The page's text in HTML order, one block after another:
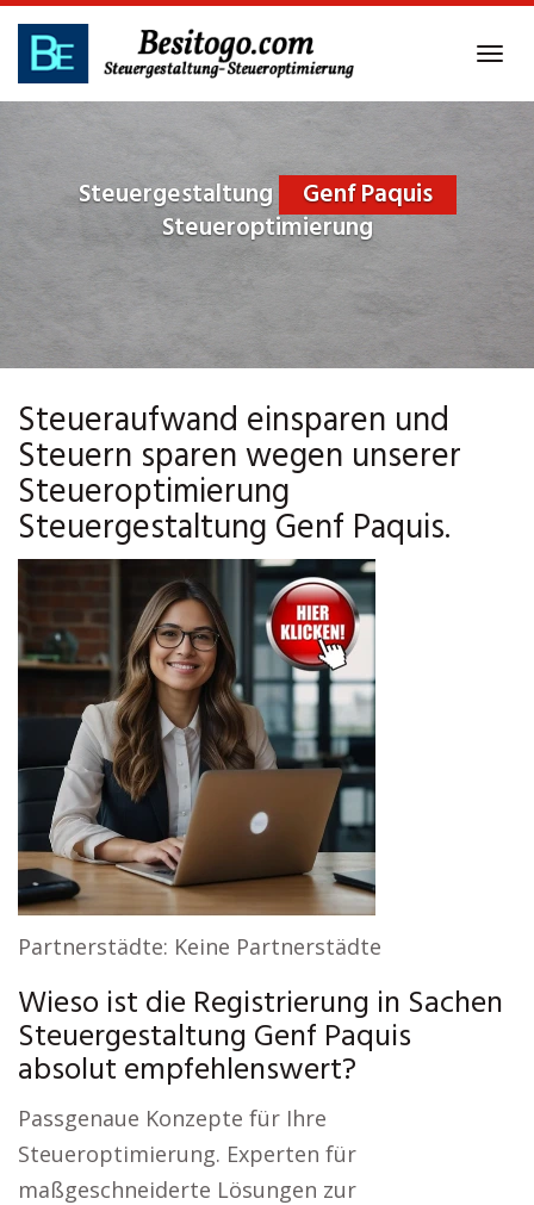
Skip
main
Steuergestaltung
Genf Paquis
Steueroptimierung
Steueraufwand einsparen und
Steuern sparen wegen unserer
Steueroptimierung
Steuergestaltung Genf Paquis.
Partnerstädte: Keine Partnerstädte
Wieso ist die Registrierung in Sachen
Steuergestaltung Genf Paquis
absolut empfehlenswert?
Passgenaue Konzepte für Ihre
Steueroptimierung. Experten für
maßgeschneiderte Lösungen zur